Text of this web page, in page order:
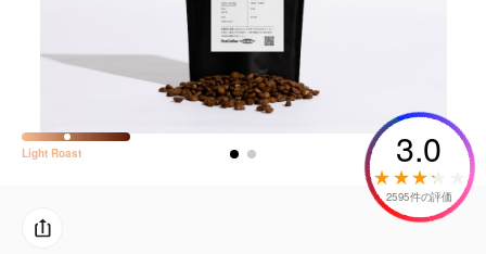
ドリップバッグ
アクセサリ
Light Roast 3.0
2595件の評価